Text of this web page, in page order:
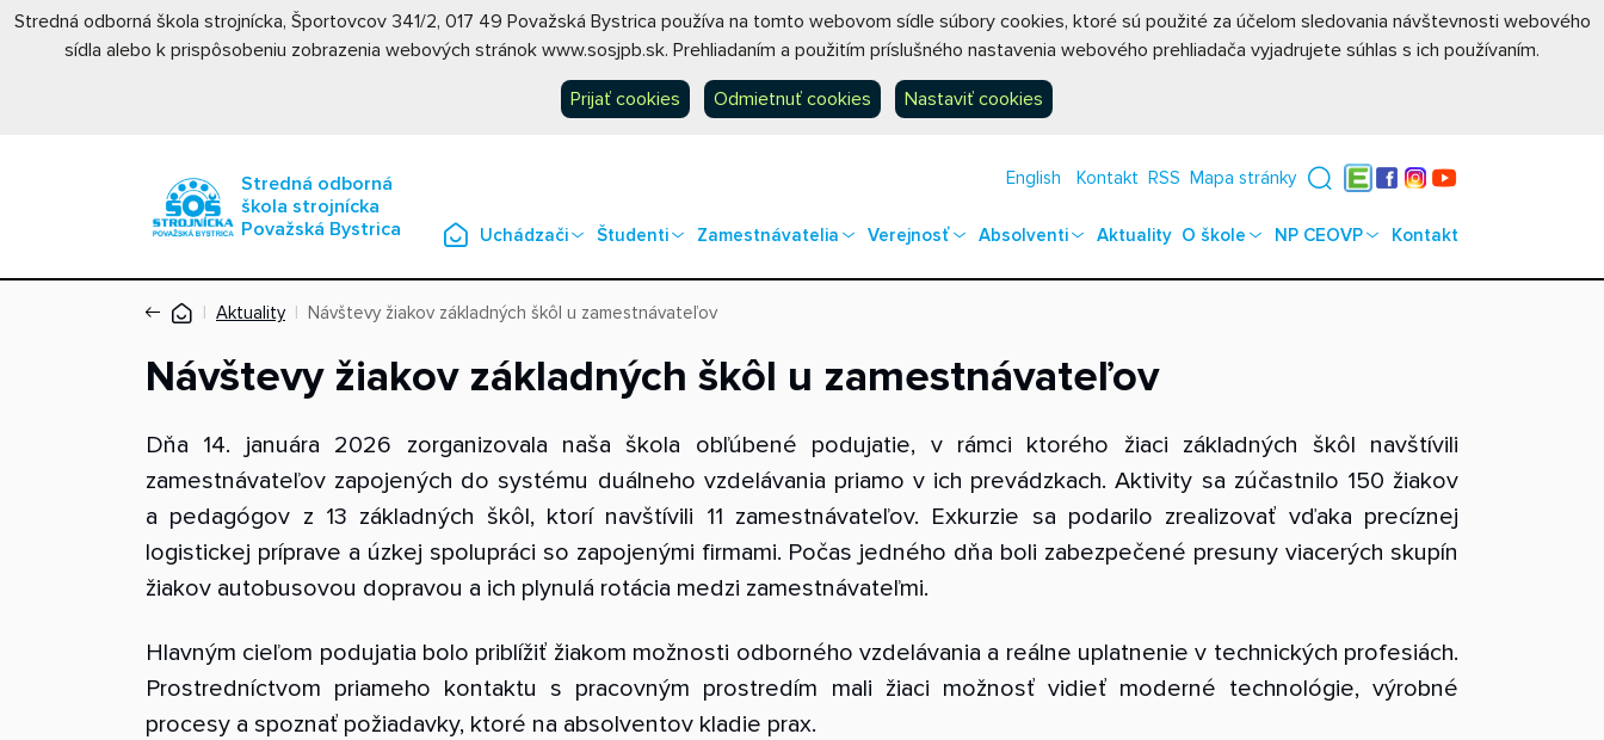
Stredná odborná škola strojnícka, Športovcov 341/2, 017 49 Považská Bystrica používa na tomto webovom sídle súbory cookies, ktoré sú použité za účelom sledovania návštevnosti webového
sídla alebo k prispôsobeniu zobrazenia webových stránok www.sosjpb.sk. Prehliadaním a použitím príslušného nastavenia webového prehliadača vyjadrujete súhlas s ich používaním.
Prijať cookies Odmietnuť cookies Nastaviť cookies
Stredná odborná
škola strojnícka
Považská Bystrica
English Kontakt RSS Mapa stránky
Edupage
Facebook
Instagram
YouTube
Uchádzači Študenti Zamestnávatelia Verejnosť Absolventi Aktuality O škole NP CEOVP Kontakt
Aktuality Návštevy žiakov základných škôl u zamestnávateľov
Návštevy žiakov základných škôl u zamestnávateľov
Dňa 14. januára 2026 zorganizovala naša škola obľúbené podujatie, v rámci ktorého žiaci základných škôl navštívili
zamestnávateľov zapojených do systému duálneho vzdelávania priamo v ich prevádzkach. Aktivity sa zúčastnilo 150 žiakov
a pedagógov z 13 základných škôl, ktorí navštívili 11 zamestnávateľov. Exkurzie sa podarilo zrealizovať vďaka precíznej
logistickej príprave a úzkej spolupráci so zapojenými firmami. Počas jedného dňa boli zabezpečené presuny viacerých skupín
žiakov autobusovou dopravou a ich plynulá rotácia medzi zamestnávateľmi.
Hlavným cieľom podujatia bolo priblížiť žiakom možnosti odborného vzdelávania a reálne uplatnenie v technických profesiách.
Prostredníctvom priameho kontaktu s pracovným prostredím mali žiaci možnosť vidieť moderné technológie, výrobné
procesy a spoznať požiadavky, ktoré na absolventov kladie prax.